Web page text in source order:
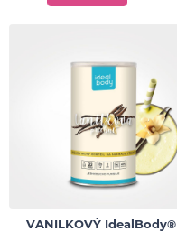
VANILKOVÝ IdealBody®